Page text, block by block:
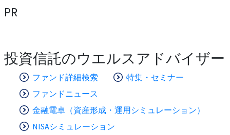
PR
投資信託のウエルスアドバイザー
ファンド詳細検索
特集・セミナー
ファンドニュース
金融電卓（資産形成・運用シミュレーション）
NISAシミュレーション